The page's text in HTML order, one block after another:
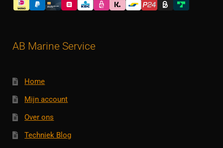
AB Marine Service
Home
Mijn account
Over ons
Techniek Blog